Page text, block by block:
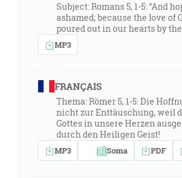
Subject: Romans 5, 1-5: “And
ashamed; because the love of
poured out in our hearts by the
MP3
FRANÇAIS
Thema: Römer 5, 1-5: Die
nicht zur Enttäuschung, weil
Gottes in unsere Herzen
durch den Heiligen Geist!
MP3 Soma PDF